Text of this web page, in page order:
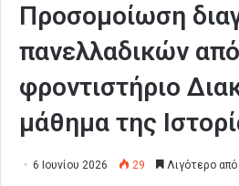
Προσομοίωση
πανελλαδικών
φροντιστήριο
μάθημα της
6 Ιουνίου 2026 29 Λιγότερο